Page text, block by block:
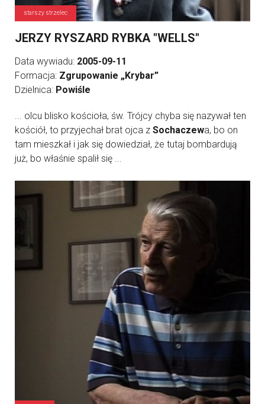
starszy strzelec
JERZY RYSZARD RYBKA "WELLS"
Data wywiadu: 2005-09-11
Formacja: Zgrupowanie „Krybar”
Dzielnica: Powiśle
... olcu blisko kościoła, św. Trójcy chyba się nazywał ten
kościół, to przyjechał brat ojca z Sochaczewa, bo on
tam mieszkał i jak się dowiedział, że tutaj bombardują
już, bo właśnie spalił się ...